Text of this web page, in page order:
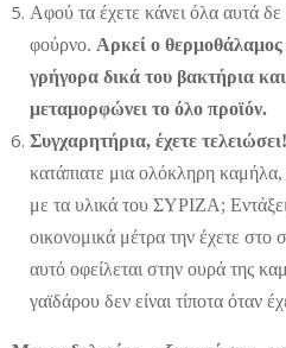
Αφού τα έχετε κάνει όλα αυτά δε
φούρνο. Αρκεί ο
γρήγορα δικά του βακτήρια
μεταμορφώνει το όλο προϊόν.
Συγχαρητήρια, έχετε τελειώσει!
κατάπιατε μια ολόκληρη
με τα υλικά του ΣΥΡΙΖΑ;
οικονομικά μέτρα την έχετε στο
αυτό οφείλεται στην ουρά της
γαϊδάρου δεν είναι τίποτα όταν